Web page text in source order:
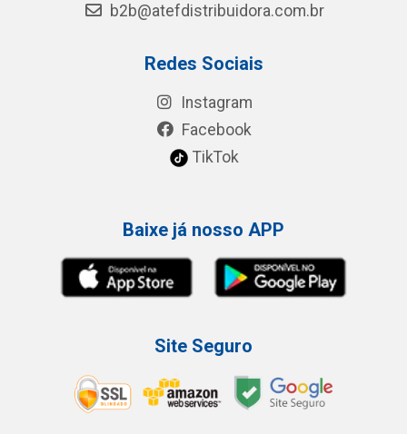
b2b@atefdistribuidora.com.br
Redes Sociais
Instagram
Facebook
TikTok
Baixe já nosso APP
Site Seguro